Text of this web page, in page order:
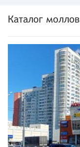
Каталог моллов